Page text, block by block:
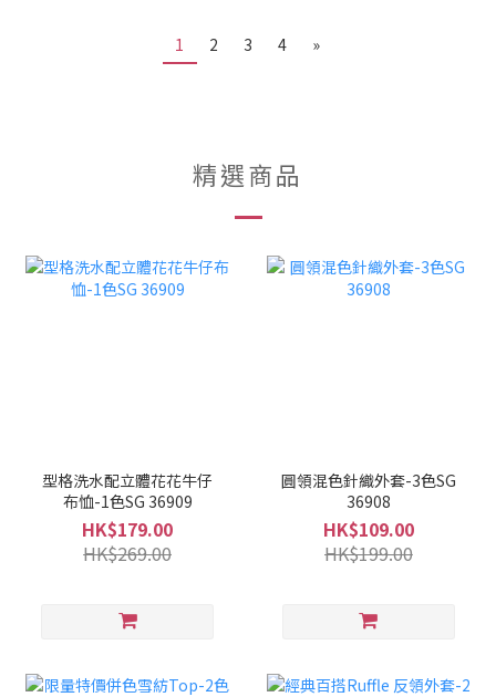
1 2 3 4 »
精選商品
型格洗水配立體花花牛仔
布恤-1色SG 36909
HK$179.00
HK$269.00
圓領混色針織外套-3色SG
36908
HK$109.00
HK$199.00